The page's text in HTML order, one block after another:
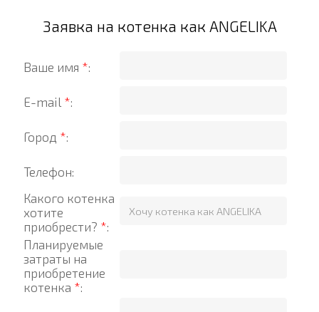
Заявка на котенка как ANGELIKA
Ваше имя *:
E-mail *:
Город *:
Телефон:
Какого котенка
хотите
приобрести? *:
Планируемые
затраты на
приобретение
котенка *: